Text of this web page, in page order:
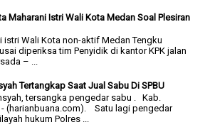
Maharani Istri Wali Kota Medan Soal Plesiran
istri Wali Kota non-aktif Medan Tengku
diperiksa tim Penyidik di kantor KPK jalan
– ...
Tertangkap Saat Jual Sabu Di SPBU
tersangka pengedar sabu . Kab.
- (harianbuana.com). Satu lagi pengedar
hukum Polres ...